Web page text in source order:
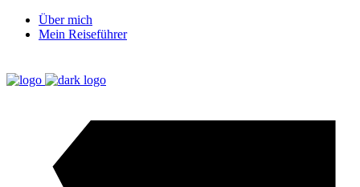
Über mich
Mein Reiseführer